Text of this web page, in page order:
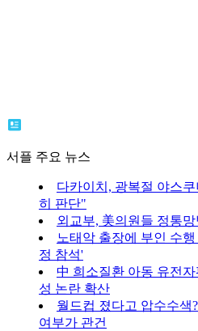
서플 주요 뉴스
다카이치, 광복절 야스
히 판단"
외교부, 美의원들 정통
노태악 출장에 부인 수
정 참석'
中 희소질환 아동 유전
성 논란 확산
월드컵 졌다고 압수수
여부가 관건